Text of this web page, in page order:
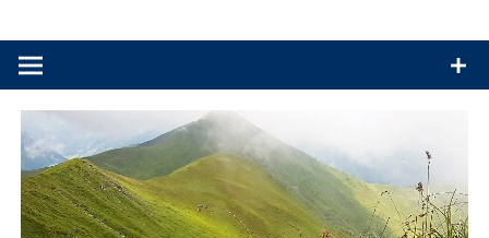
Produkttests und Buchrezensionen. Ein Blog für alle, die gern